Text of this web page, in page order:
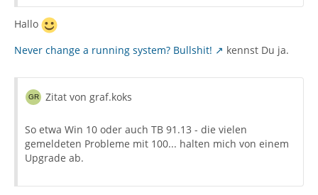
Hallo
Never change a running system? Bullshit!
kennst Du ja.
Zitat von graf.koks
So etwa Win 10 oder auch TB 91.13 - die vielen
gemeldeten Probleme mit 100... halten mich von einem
Upgrade ab.